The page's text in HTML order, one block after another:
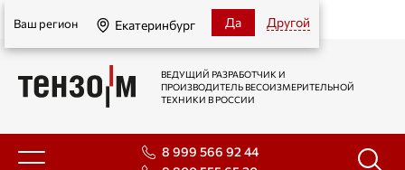
Екатеринбург
Ваш регион Екатеринбург Да Другой
ВЕДУЩИЙ РАЗРАБОТЧИК И
ПРОИЗВОДИТЕЛЬ ВЕСОИЗМЕРИТЕЛЬНОЙ
ТЕХНИКИ В РОССИИ
8 999 566 92 44